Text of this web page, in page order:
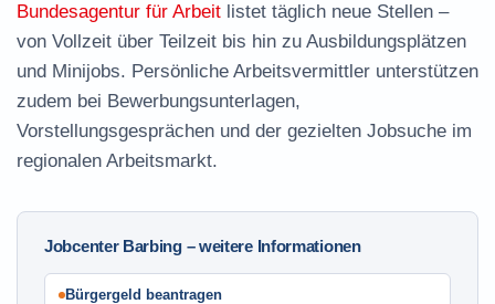
Bundesagentur für Arbeit listet täglich neue Stellen –
von Vollzeit über Teilzeit bis hin zu Ausbildungsplätzen
und Minijobs. Persönliche Arbeitsvermittler unterstützen
zudem bei Bewerbungsunterlagen,
Vorstellungsgesprächen und der gezielten Jobsuche im
regionalen Arbeitsmarkt.
Jobcenter Barbing – weitere Informationen
Bürgergeld beantragen